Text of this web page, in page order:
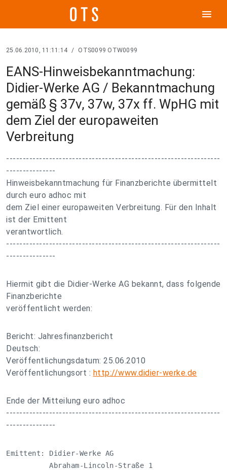
menu
25.06.2010, 11:11:14 / OTS0099 OTW0099
EANS-Hinweisbekanntmachung:
Didier-Werke AG / Bekanntmachung
gemäß § 37v, 37w, 37x ff. WpHG mit
dem Ziel der europaweiten
Verbreitung
-----------------------------------------------------------------
---------------
Hinweisbekanntmachung für Finanzberichte übermittelt
durch euro adhoc mit
dem Ziel einer europaweiten Verbreitung. Für den Inhalt
ist der Emittent
verantwortlich.
-----------------------------------------------------------------
---------------
Hiermit gibt die Didier-Werke AG bekannt, dass folgende
Finanzberichte
veröffentlicht werden:
Bericht: Jahresfinanzbericht
Deutsch:
Veröffentlichungsdatum: 25.06.2010
Veröffentlichungsort : http://www.didier-werke.de
Ende der Mitteilung euro adhoc
-----------------------------------------------------------------
---------------
Emittent: Didier-Werke AG
          Abraham-Lincoln-Straße 1